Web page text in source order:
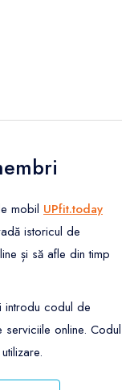
mobil UPfit.today
istoricul de
și să afle din timp
introdu codul de
online. Codul